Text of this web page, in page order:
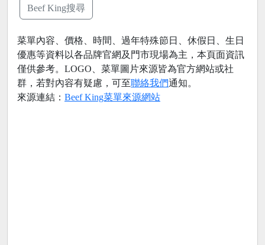
Beef King搜尋
菜單內容、價格、時間、過年特殊節日、休假日、生日
優惠等資料以各品牌官網及門市現場為主，本頁面資訊
僅供參考。LOGO、菜單圖片來源皆為官方網站或社
群，若對內容有疑慮，可至聯絡我們通知。
來源連結： Beef King菜單來源網站